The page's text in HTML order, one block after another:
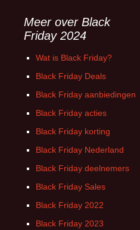
Meer over Black
Friday 2024
Wat is Black Friday?
Black Friday Deals
Black Friday aanbiedingen
Black Friday acties
Black Friday korting
Black Friday Nederland
Black Friday deelnemers
Black Friday Sales
Black Friday 2022
Black Friday 2023